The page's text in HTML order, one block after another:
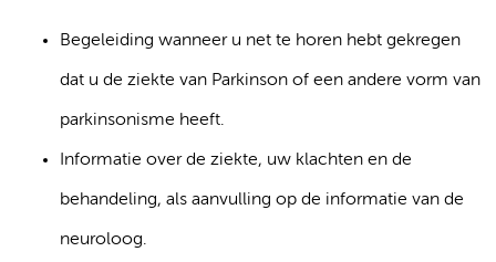
Begeleiding wanneer u net te horen hebt gekregen
dat u de ziekte van Parkinson of een andere vorm van
parkinsonisme heeft.
Informatie over de ziekte, uw klachten en de
behandeling, als aanvulling op de informatie van de
neuroloog.